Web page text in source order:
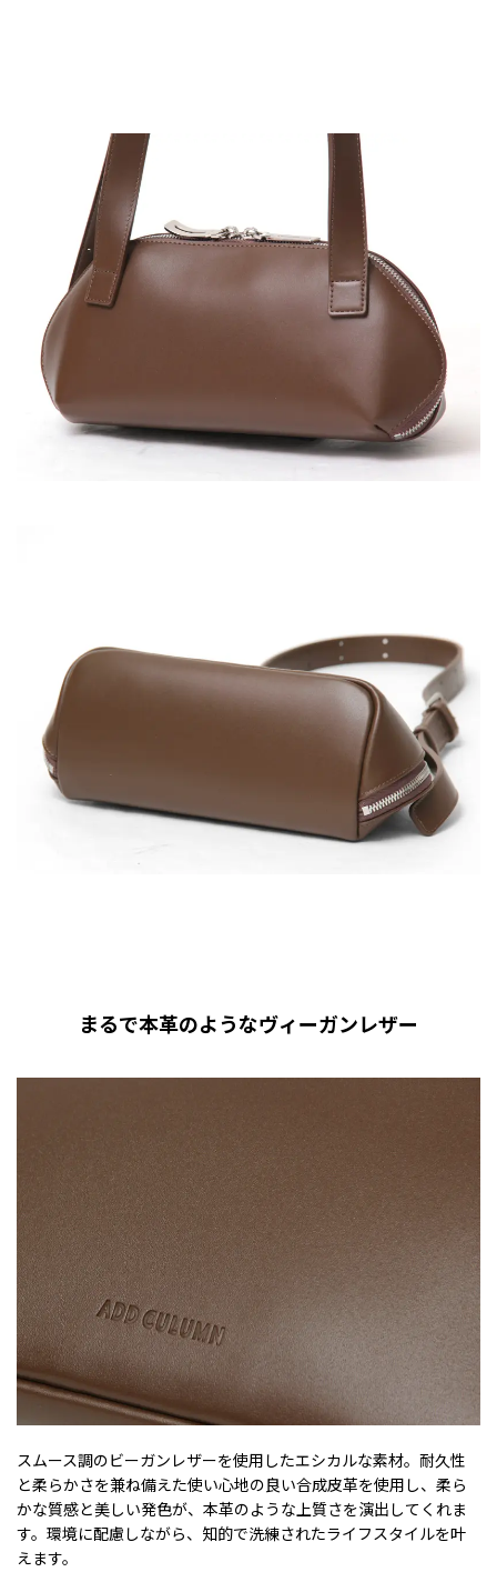
まるで本革のようなヴィーガンレザー
スムース調のビーガンレザーを使用したエシカルな素材。耐久性
と柔らかさを兼ね備えた使い心地の良い合成皮革を使用し、柔ら
かな質感と美しい発色が、本革のような上質さを演出してくれま
す。環境に配慮しながら、知的で洗練されたライフスタイルを叶
えます。